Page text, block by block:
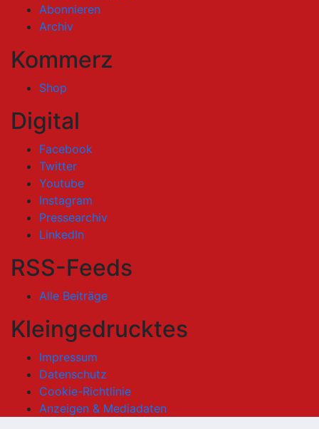
Abonnieren
Archiv
Kommerz
Shop
Digital
Facebook
Twitter
Youtube
Instagram
Pressearchiv
LinkedIn
RSS-Feeds
Alle Beiträge
Kleingedrucktes
Impressum
Datenschutz
Cookie-Richtlinie
Anzeigen & Mediadaten